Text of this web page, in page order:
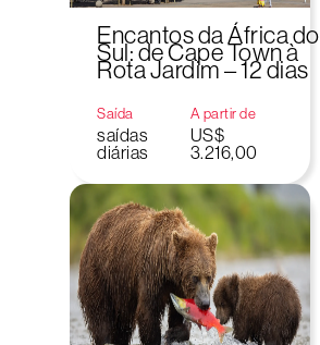
Encantos da África do
Sul: de Cape Town à
Rota Jardim – 12 dias
Saída
saídas
diárias
A partir de
US$
3.216,00